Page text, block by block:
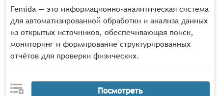
Femida — это информационно-аналитическая система
для автоматизированной обработки и анализа данных
из открытых источников, обеспечивающая поиск,
мониторинг и формирование структурированных
отчётов для проверки физических.
Посмотреть